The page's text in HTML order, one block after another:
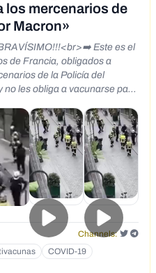
los mercenarios de
Macron»
Este es el
de Francia, obligados a
de la Policía del
les obliga a vacunarse para
status/141961621248564
watch?
watch?
Channels:
COVID-19